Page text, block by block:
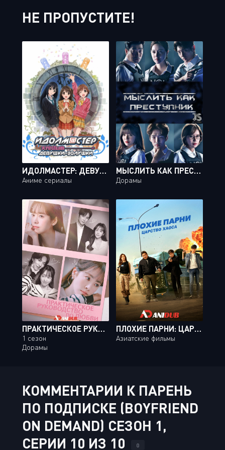
НЕ ПРОПУСТИТЕ!
ИДОЛМАСТЕР: ДЕВУШКИ-ЗОЛУШКИ / IDOLMASTER: CINDERELLA GIRLS [13 ИЗ 13]
Аниме сериалы
МЫСЛИТЬ КАК ПРЕСТУПНИК / CRIMINAL MINDS [20 ИЗ 20]
Дорамы
ПРАКТИЧЕСКОЕ РУКОВОДСТВО ПО ЛЮБВИ
1 сезон
Дорамы
ПЛОХИЕ ПАРНИ: ЦАРСТВО ХАОСА / THE BAD GUYS REIGN OF CHAOS
Азиатские фильмы
КОММЕНТАРИИ К ПАРЕНЬ
ПО ПОДПИСКЕ (BOYFRIEND
ON DEMAND) СЕЗОН 1,
СЕРИИ 10 ИЗ 10
0